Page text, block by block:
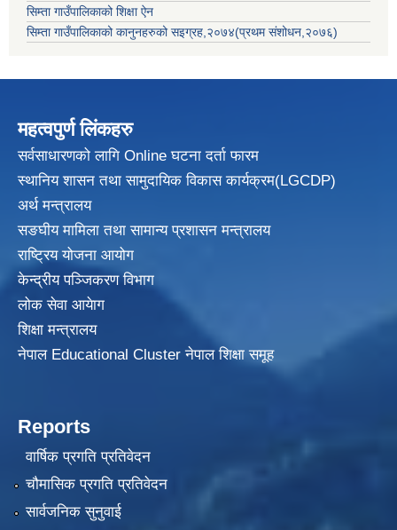
सिम्ता गाउँपालिकाको शिक्षा ऐन
सिम्ता गाउँपालिकाको कानुनहरुको सइग्रह,२०७४(प्रथम संशोधन,२०७६)
महत्वपुर्ण लिंकहरु
सर्वसाधारणको लागि Online घटना दर्ता फारम
स्थानिय शासन तथा सामुदायिक विकासकार्यक्रम(LGCDP)
अर्थ मन्त्रालय
सङघीय मामिला तथा सामान्य प्रशासन मन्त्रालय
राष्ट्रिय योजना आयोग
केन्द्रीय पञ्जिकरण विभाग
लोक सेवा आयेाग
शिक्षा मन्त्रालय
नेपाल Educational Cluster नेपाल शिक्षा समूह
Reports
वार्षिक प्रगति प्रतिवेदन
चौमासिक प्रगति प्रतिवेदन
सार्वजनिक सुनुवाई